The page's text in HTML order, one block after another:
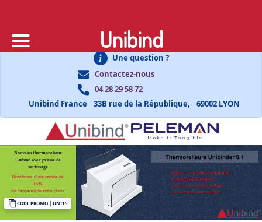
Une question ?
Contactez-nous
04 28 29 58 72
Unibind France
33B rue de la République, 69002 LYON
Nouveau thermorelieur
Unibind avec presse de
sertissage
Bénéficiez d'une remise de
15%
sur l'appareil de votre choix
CODE PROMO | UNI15
Unibind